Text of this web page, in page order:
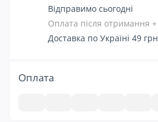
Відправимо сьогодні
Оплата після отримання +
Доставка по Україні 49
Оплата